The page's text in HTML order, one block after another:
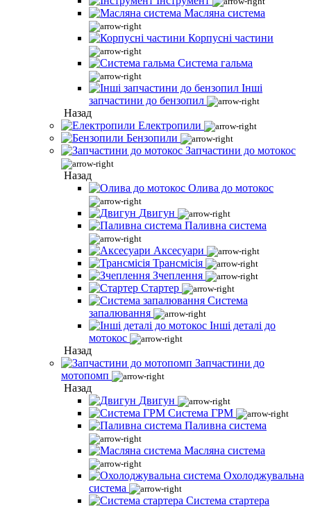
Масляна система
Корпусні частини
Система гальма
Інші
запчастини до бензопил
Назад
Електропили
Бензопили
Запчастини до мотокос
Назад
Олива до мотокос
Двигун
Паливна система
Аксесуари
Трансмісія
Зчеплення
Стартер
Система
запалювання
Інші деталі до
мотокос
Назад
Запчастини до
мотопомп
Назад
Двигун
Система ГРМ
Паливна система
Масляна система
Охолоджувальна
система
Система стартера